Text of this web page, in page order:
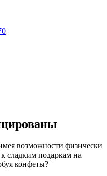
возможности физически
сладким подаркам на
конфеты?